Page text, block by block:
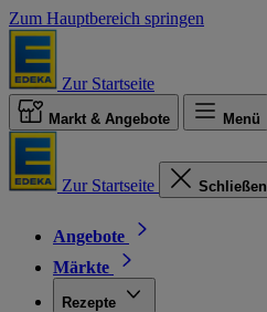
Zum Hauptbereich springen
Zur Startseite
Markt & Angebote Menü
Zur Startseite Schließen
Angebote
Märkte
Rezepte